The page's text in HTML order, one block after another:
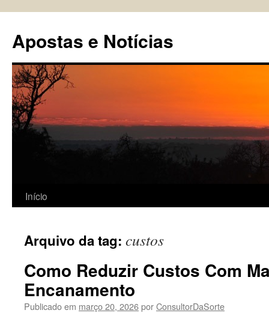
conteúdo
Apostas e Notícias
Início
Arquivo da tag: custos
Como Reduzir Custos Com
Encanamento
Publicado em março 20, 2026porConsultorDaSorte